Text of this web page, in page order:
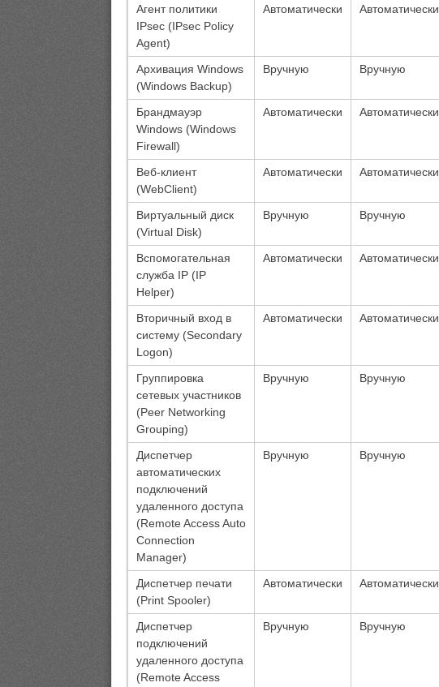
Агент политики
IPsec (IPsec Policy
Agent)
Автоматически Автоматически
Архивация Windows
(Windows Backup)
Вручную Вручную
Брандмауэр
Windows (Windows
Firewall)
Автоматически Автоматически
Веб-клиент
(WebClient)
Автоматически Автоматически
Виртуальный диск
(Virtual Disk)
Вручную Вручную
Вспомогательная
служба IP (IP
Helper)
Автоматически Автоматически
Вторичный вход в
систему (Secondary
Logon)
Автоматически Автоматически
Группировка
сетевых участников
(Peer Networking
Grouping)
Вручную Вручную
Диспетчер
автоматических
подключений
удаленного доступа
(Remote Access Auto
Connection
Manager)
Вручную Вручную
Диспетчер печати
(Print Spooler)
Автоматически Автоматически
Диспетчер
подключений
удаленного доступа
(Remote Access
Вручную Вручную